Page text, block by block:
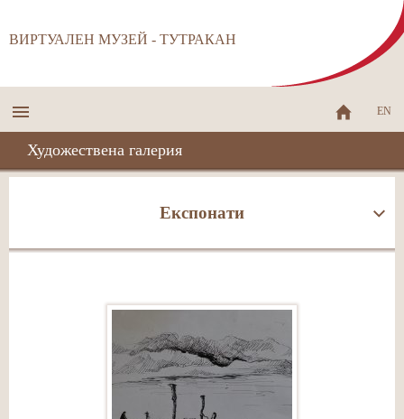
ВИРТУАЛЕН МУЗЕЙ - ТУТРАКАН
EN
Художествена галерия
Експонати